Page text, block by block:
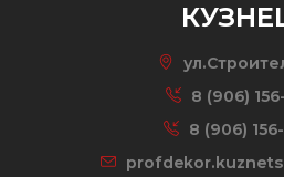
8 (906)
8 (906)